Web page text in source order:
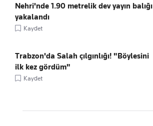
Nehri'nde 1.90 metrelik dev yayın balığı
yakalandı
Kaydet
Trabzon'da Salah çılgınlığı! "Böylesini
ilk kez gördüm"
Kaydet